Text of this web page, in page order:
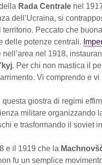
Rada Centrale nel
dell’Ucraina, si
territorio. Peccato che
delle potenze centrali.
nell’area nel 1918,
. Per chi non mastica il
Vi comprendo e vi
questa giostra di regimi
militare organizzando
e trasformando il soviet
e il 1919 che la
fu un semplice